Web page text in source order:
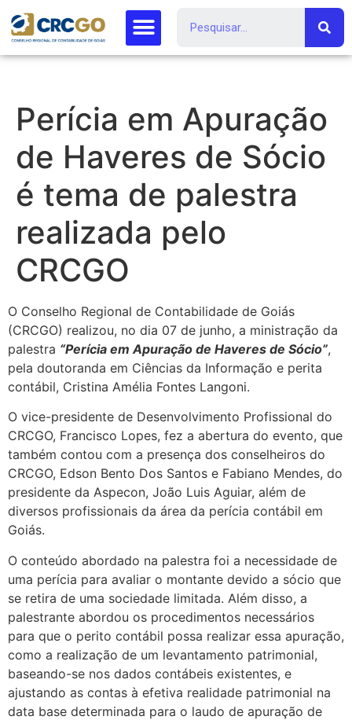
Perícia em Apuração
de Haveres de Sócio
é tema de palestra
realizada pelo
CRCGO
O Conselho Regional de Contabilidade de Goiás
(CRCGO) realizou, no dia 07 de junho, a ministração da
palestra “Perícia em Apuração de Haveres de Sócio”,
pela doutoranda em Ciências da Informação e perita
contábil, Cristina Amélia Fontes Langoni.
O vice-presidente de Desenvolvimento Profissional do
CRCGO, Francisco Lopes, fez a abertura do evento, que
também contou com a presença dos conselheiros do
CRCGO, Edson Bento Dos Santos e Fabiano Mendes, do
presidente da Aspecon, João Luis Aguiar, além de
diversos profissionais da área da perícia contábil em
Goiás.
O conteúdo abordado na palestra foi a necessidade de
uma perícia para avaliar o montante devido a sócio que
se retira de uma sociedade limitada. Além disso, a
palestrante abordou os procedimentos necessários
para que o perito contábil possa realizar essa apuração,
como a realização de um levantamento patrimonial,
baseando-se nos dados contábeis existentes, e
ajustando as contas à efetiva realidade patrimonial na
data base determinada para o laudo de apuração de